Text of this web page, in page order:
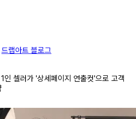
드랩아트 블로그
인 셀러가 '상세페이지 연출컷'으로 고객